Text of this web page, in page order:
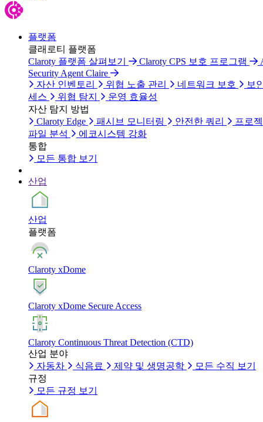
플랫폼
클래로티 플랫폼
Claroty 플랫폼 살펴보기
Claroty CPS 보호 프로그램
Security Agent Claire
자산 인벤토리
위협 노출 관리 네트워크 보호
보
세스
위협 탐지
운영 효율성
자산 탐지 방법
Claroty Edge
패시브 모니터링 안전한 쿼리
프로
파일 분석
에코시스템 강화
통합
모든 통합 보기
산업
산업
플랫폼
Claroty xDome
Claroty xDome Secure Access
Claroty Continuous Threat Detection (CTD)
산업 분야
자동차
식음료 제약 및 생명공학
모든 수직 보기
규정
모든 규정 보기